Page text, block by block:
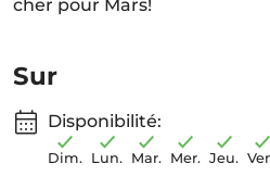
cher pour Mars!
Sur
Disponibilité:
Dim. Lun. Mar. Mer. Jeu.